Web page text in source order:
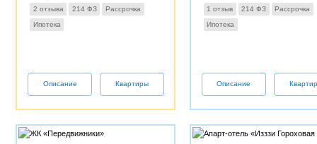
2 отзыва 214 ФЗ
Рассрочка
Ипотека
Описание Квартиры
1 отзыв 214 ФЗ
Рассрочка
Ипотека
Описание